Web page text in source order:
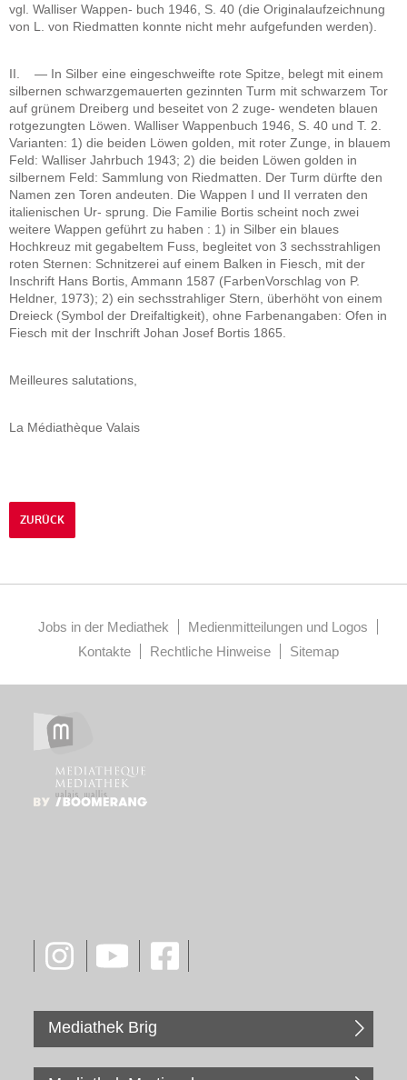
vgl. Walliser Wappen- buch 1946, S. 40 (die Originalaufzeichnung
von L. von Riedmatten konnte nicht mehr aufgefunden werden).
II. — In Silber eine eingeschweifte rote Spitze, belegt mit einem
silbernen schwarzgemauerten gezinnten Turm mit schwarzem Tor
auf grünem Dreiberg und beseitet von 2 zuge- wendeten blauen
rotgezungten Löwen. Walliser Wappenbuch 1946, S. 40 und T. 2.
Varianten: 1) die beiden Löwen golden, mit roter Zunge, in blauem
Feld: Walliser Jahrbuch 1943; 2) die beiden Löwen golden in
silbernem Feld: Sammlung von Riedmatten. Der Turm dürfte den
Namen zen Toren andeuten. Die Wappen I und II verraten den
italienischen Ur- sprung. Die Familie Bortis scheint noch zwei
weitere Wappen geführt zu haben : 1) in Silber ein blaues
Hochkreuz mit gegabeltem Fuss, begleitet von 3 sechsstrahligen
roten Sternen: Schnitzerei auf einem Balken in Fiesch, mit der
Inschrift Hans Bortis, Ammann 1587 (FarbenVorschlag von P.
Heldner, 1973); 2) ein sechsstrahliger Stern, überhöht von einem
Dreieck (Symbol der Dreifaltigkeit), ohne Farbenangaben: Ofen in
Fiesch mit der Inschrift Johan Josef Bortis 1865.
Meilleures salutations,
La Médiathèque Valais
ZURÜCK
Jobs in der Mediathek
Medienmitteilungen und Logos
Kontakte
Rechtliche Hinweise Sitemap
Mediathek Brig